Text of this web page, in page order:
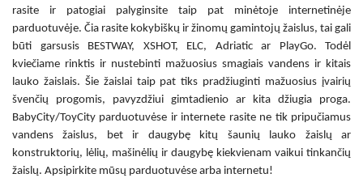
rasite ir patogiai palyginsite taip pat minėtoje internetinėje
parduotuvėje. Čia rasite kokybiškų ir žinomų gamintojų žaislus, tai gali
būti garsusis BESTWAY, XSHOT, ELC, Adriatic ar PlayGo. Todėl
kviečiame rinktis ir nustebinti mažuosius smagiais vandens ir kitais
lauko žaislais. Šie žaislai taip pat tiks pradžiuginti mažuosius įvairių
švenčių progomis, pavyzdžiui gimtadienio ar kita džiugia proga.
BabyCity/ToyCity parduotuvėse ir internete rasite ne tik pripučiamus
vandens žaislus, bet ir daugybę kitų šaunių lauko žaislų ar
konstruktorių, lėlių, mašinėlių ir daugybę kiekvienam vaikui tinkančių
žaislų. Apsipirkite mūsų parduotuvėse arba internetu!